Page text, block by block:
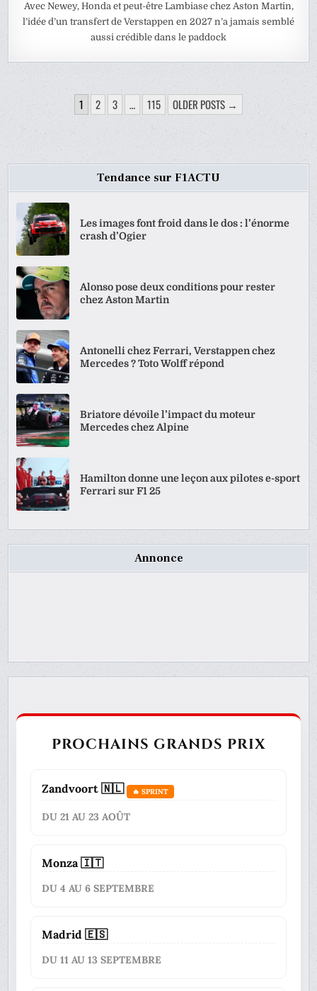
Avec Newey, Honda et peut-être Lambiase chez Aston Martin,
l’idée d’un transfert de Verstappen en 2027 n’a jamais semblé
aussi crédible dans le paddock
PAGINATION
1 2 3 … 115 OLDER POSTS →
Tendance sur F1ACTU
Les images font froid dans le dos : l’énorme
crash d’Ogier
Alonso pose deux conditions pour rester
chez Aston Martin
Antonelli chez Ferrari, Verstappen chez
Mercedes ? Toto Wolff répond
Briatore dévoile l’impact du moteur
Mercedes chez Alpine
Hamilton donne une leçon aux pilotes e-sport
Ferrari sur F1 25
Annonce
PROCHAINS GRANDS PRIX
Zandvoort 🇳🇱 🔥 SPRINT
DU 21 AU 23 AOÛT
Monza 🇮🇹
DU 4 AU 6 SEPTEMBRE
Madrid 🇪🇸
DU 11 AU 13 SEPTEMBRE